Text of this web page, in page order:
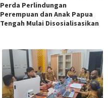
Perda Perlindungan
Perempuan dan Anak Papua
Tengah Mulai Disosialisasikan